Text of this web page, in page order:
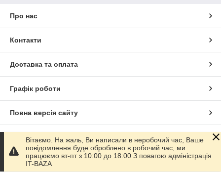
Про нас
Контакти
Доставка та оплата
Графік роботи
Повна версія сайту
Сайт створено на маркетплейсі
Політика конфіденційності
Вітаємо. На жаль, Ви написали в неробочий час, Ваше
повідомлення буде оброблено в робочий час, ми
працюємо вт-пт з 10:00 до 18:00 З повагою адміністрація
IT-BAZA